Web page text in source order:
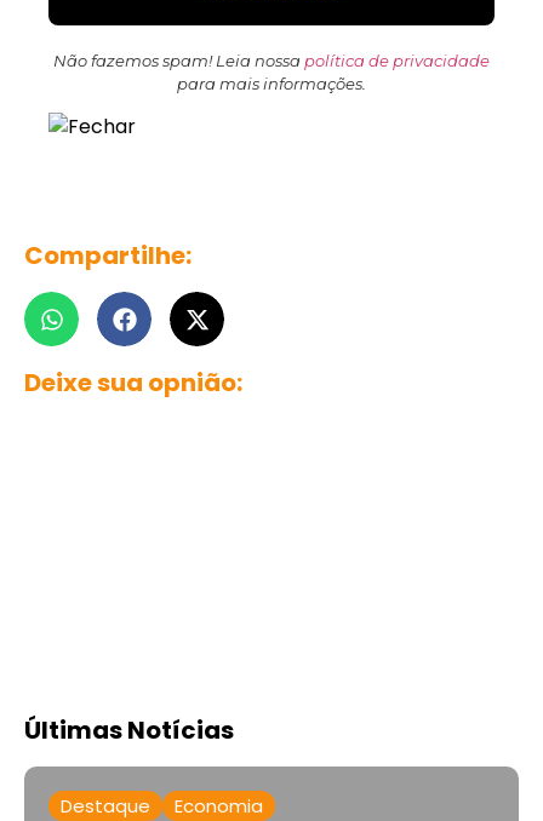
Não fazemos spam! Leia nossa política de privacidade
para mais informações.
Compartilhe:
Deixe sua opnião:
Últimas Notícias
Destaque Economia